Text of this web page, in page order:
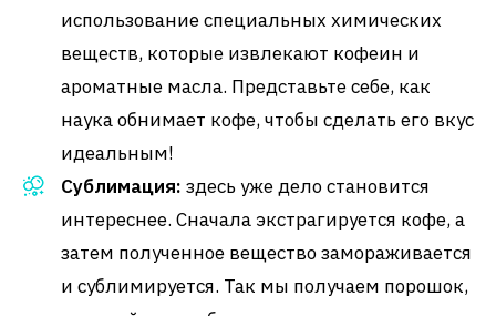
использование специальных химических
веществ, которые извлекают кофеин и
ароматные масла. Представьте себе, как
наука обнимает кофе, чтобы сделать его вкус
идеальным!
Сублимация: здесь уже дело становится
интереснее. Сначала экстрагируется кофе, а
затем полученное вещество замораживается
и сублимируется. Так мы получаем порошок,